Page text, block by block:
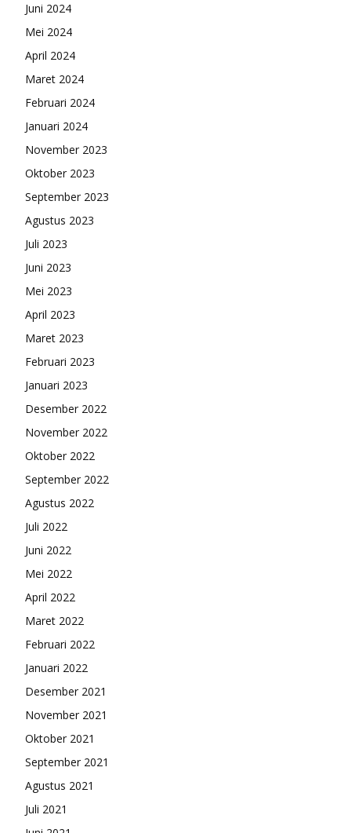
Juni 2024
Mei 2024
April 2024
Maret 2024
Februari 2024
Januari 2024
November 2023
Oktober 2023
September 2023
Agustus 2023
Juli 2023
Juni 2023
Mei 2023
April 2023
Maret 2023
Februari 2023
Januari 2023
Desember 2022
November 2022
Oktober 2022
September 2022
Agustus 2022
Juli 2022
Juni 2022
Mei 2022
April 2022
Maret 2022
Februari 2022
Januari 2022
Desember 2021
November 2021
Oktober 2021
September 2021
Agustus 2021
Juli 2021